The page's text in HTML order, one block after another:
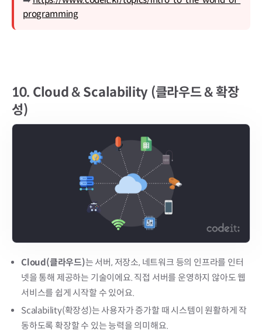
programming
10. Cloud & Scalability (클라우드 & 확장
성)
Cloud(클라우드)는 서버, 저장소, 네트워크 등의 인프라를 인터
넷을 통해 제공하는 기술이에요. 직접 서버를 운영하지 않아도 웹
서비스를 쉽게 시작할 수 있어요.
Scalability(확장성)는 사용자가 증가할 때 시스템이 원활하게 작
동하도록 확장할 수 있는 능력을 의미해요.